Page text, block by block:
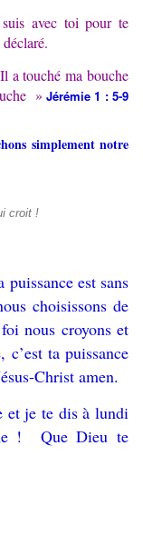
avec toi pour te
a touché ma bouche
» Jérémie 1 : 5-9
simplement notre
croit !
est sans
choisissons de
nous croyons et
ta puissance
Christ amen.
et je te dis à lundi
! Que Dieu te